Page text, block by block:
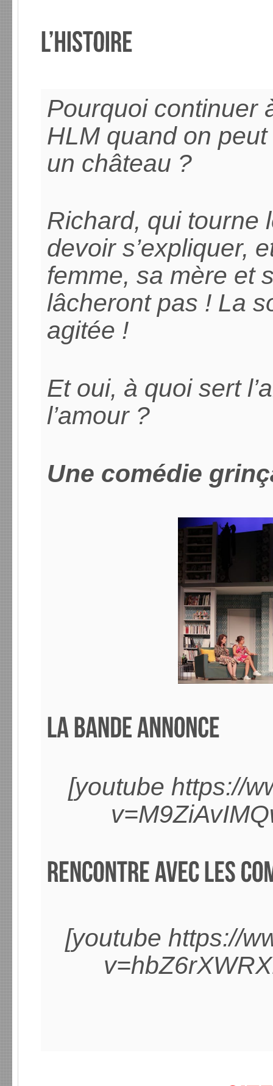
Pourquoi continuer
HLM quand on
un château ?
Richard, qui tourne
devoir s’expliquer,
femme, sa mère et
lâcheront pas ! La
agitée !
Et oui, à quoi sert
l’amour ?
Une comédie
[youtube https://
[youtube https://